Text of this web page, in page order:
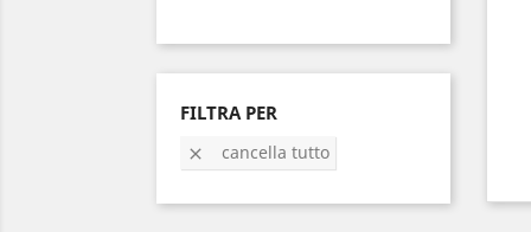
FILTRA PER
 cancella tutto